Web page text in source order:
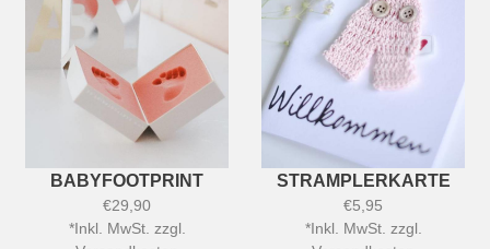
BABYFOOTPRINT
€29,90
*Inkl. MwSt. zzgl.
STRAMPLERKARTE
€5,95
*Inkl. MwSt. zzgl.